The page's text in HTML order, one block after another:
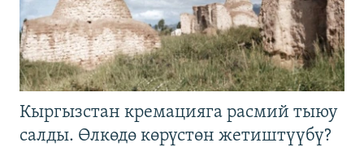
Кыргызстан кремацияга расмий тыюу
салды. Өлкөдө көрүстөн жетиштүүбү?